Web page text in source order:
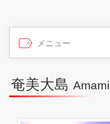
奄美大島